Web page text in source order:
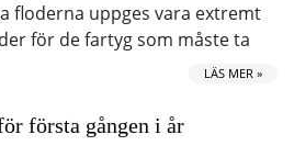
floderna uppges vara extremt
för de fartyg som måste ta
LÄS MER »
första gången i år